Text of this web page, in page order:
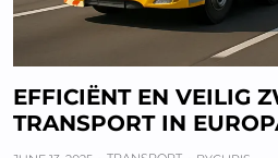
EFFICIËNT EN VEILIG
TRANSPORT IN